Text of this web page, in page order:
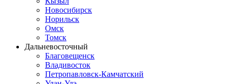
Новосибирск
Норильск
Омск
Томск
Дальневосточный
Благовещенск
Владивосток
Петропавловск-Камчатский